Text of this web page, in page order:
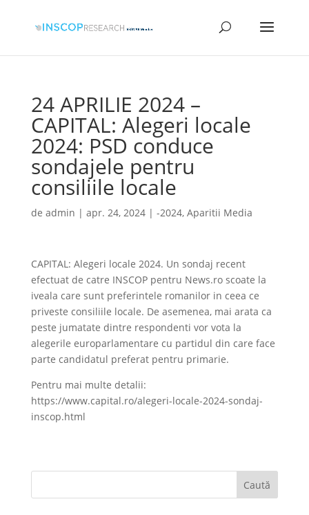
24 APRILIE 2024 –
CAPITAL: Alegeri locale
2024: PSD conduce
sondajele pentru
consiliile locale
de admin | apr. 24, 2024| -2024, Aparitii Media
CAPITAL: Alegeri locale 2024. Un sondaj recent
efectuat de catre INSCOP pentru News.ro scoate la
iveala care sunt preferintele romanilor in ceea ce
priveste consiliile locale. De asemenea, mai arata ca
peste jumatate dintre respondenti vor vota la
alegerile europarlamentare cu partidul din care face
parte candidatul preferat pentru primarie.
Pentru mai multe detalii:
https://www.capital.ro/alegeri-locale-2024-sondaj-
inscop.html
Caută